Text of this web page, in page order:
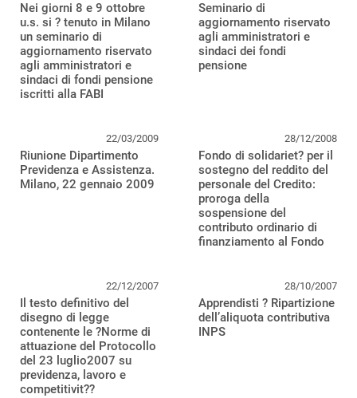
Nei giorni 8 e 9 ottobre
u.s. si ? tenuto in Milano
un seminario di
aggiornamento riservato
agli amministratori e
sindaci di fondi pensione
iscritti alla FABI
Seminario di
aggiornamento riservato
agli amministratori e
sindaci dei fondi
pensione
22/03/2009
Riunione Dipartimento
Previdenza e Assistenza.
Milano, 22 gennaio 2009
28/12/2008
Fondo di solidariet? per il
sostegno del reddito del
personale del Credito:
proroga della
sospensione del
contributo ordinario di
finanziamento al Fondo
22/12/2007
Il testo definitivo del
disegno di legge
contenente le ?Norme di
attuazione del Protocollo
del 23 luglio2007 su
previdenza, lavoro e
competitivit??
28/10/2007
Apprendisti ? Ripartizione
dell’aliquota contributiva
INPS